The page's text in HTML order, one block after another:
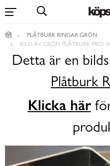
PLÅTBURK RINGAR GRÖN
BILD AV GRÖN PLÅTBURK MED
Detta är en
Plåtburk
Klicka här